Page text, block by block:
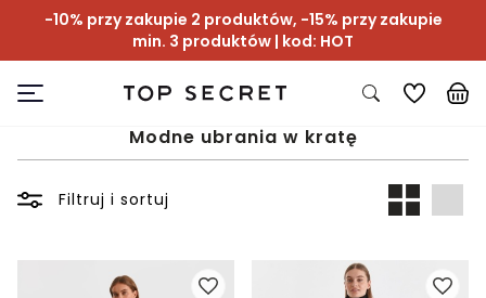
-10% przy zakupie 2 produktów, -15% przy zakupie
min. 3 produktów | kod: HOT
Modne ubrania w kratę
Filtruj i sortuj